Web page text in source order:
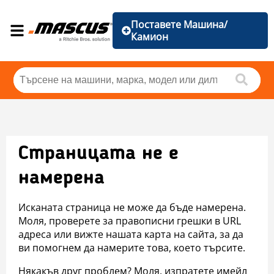
Поставете Машина/
Камион
Страницата не е
намерена
Исканата страница не може да бъде намерена.
Моля, проверете за правописни грешки в URL
адреса или вижте нашата карта на сайта, за да
ви помогнем да намерите това, което търсите.
Някакъв друг проблем? Моля, изпратете имейл